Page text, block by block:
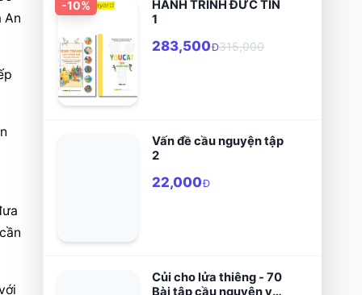
An
-10%
HÀNH TRÌNH ĐỨC TIN
1
283,500Đ315,000
Vấn đề cầu nguyện tập
2
22,000Đ
Củi cho lửa thiêng - 70
Bài tập cầu nguyện với